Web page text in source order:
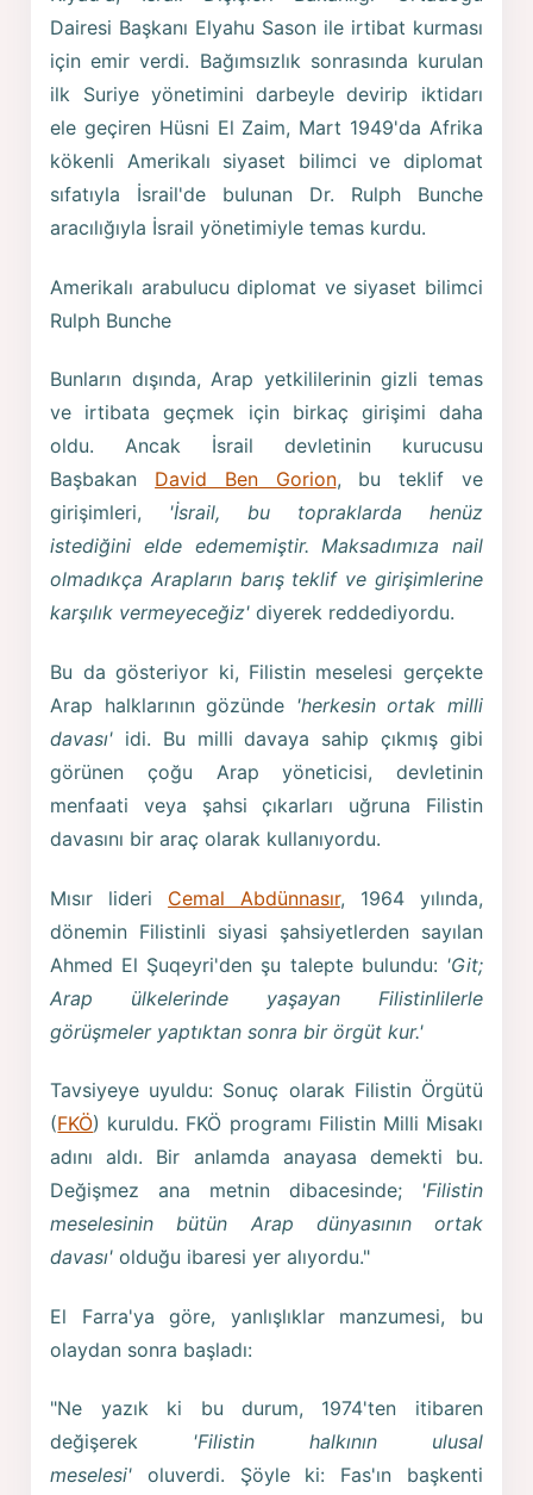
Dairesi Başkanı Elyahu Sason ile irtibat kurması
için emir verdi. Bağımsızlık sonrasında kurulan
ilk Suriye yönetimini darbeyle devirip iktidarı
ele geçiren Hüsni El Zaim, Mart 1949'da Afrika
kökenli Amerikalı siyaset bilimci ve diplomat
sıfatıyla İsrail'de bulunan Dr. Rulph Bunche
aracılığıyla İsrail yönetimiyle temas kurdu.
Amerikalı arabulucu diplomat ve siyaset bilimci
Rulph Bunche
Bunların dışında, Arap yetkililerinin gizli temas
ve irtibata geçmek için birkaç girişimi daha
oldu. Ancak İsrail devletinin kurucusu
Başbakan David Ben Gorion, bu teklif ve
girişimleri, 'İsrail, bu topraklarda henüz
istediğini elde edememiştir. Maksadımıza nail
olmadıkça Arapların barış teklif ve girişimlerine
karşılık vermeyeceğiz'diyerek reddediyordu.
Bu da gösteriyor ki, Filistin meselesi gerçekte
Arap halklarının gözünde 'herkesin ortak milli
davası' idi. Bu milli davaya sahip çıkmış gibi
görünen çoğu Arap yöneticisi, devletinin
menfaati veya şahsi çıkarları uğruna Filistin
davasını bir araç olarak kullanıyordu.
Mısır lideri Cemal Abdünnasır, 1964 yılında,
dönemin Filistinli siyasi şahsiyetlerden sayılan
Ahmed El Şuqeyri'den şu talepte bulundu: 'Git;
Arap ülkelerinde yaşayan Filistinlilerle
görüşmeler yaptıktan sonra bir örgüt kur.'
Tavsiyeye uyuldu: Sonuç olarak Filistin Örgütü
(FKÖ) kuruldu. FKÖ programı Filistin Milli Misakı
adını aldı. Bir anlamda anayasa demekti bu.
Değişmez ana metnin dibacesinde;'Filistin
meselesinin bütün Arap dünyasının ortak
davası'olduğu ibaresi yer alıyordu."
El Farra'ya göre, yanlışlıklar manzumesi, bu
olaydan sonra başladı:
"Ne yazık ki bu durum, 1974'ten itibaren
değişerek 'Filistin halkının ulusal
meselesi' oluverdi. Şöyle ki: Fas'ın başkenti